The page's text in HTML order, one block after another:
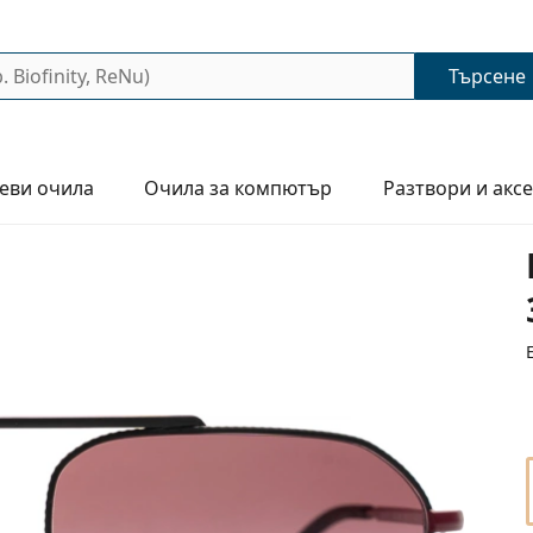
Търсене
очила Очила за компютър Разтвори и